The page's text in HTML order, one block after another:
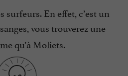
surfeurs. En effet, c’est un
vous trouverez une
qu’à Moliets.